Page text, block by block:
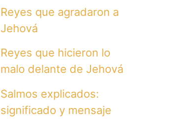
Reyes que agradaron a
Jehová
Reyes que hicieron lo
malo delante de Jehová
Salmos explicados:
significado y mensaje